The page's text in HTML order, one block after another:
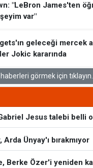
"LeBron James'ten
var"
geleceği mercek
Jokic kararında
görmek için tıklayın.
Jesus talebi belli
Arda Ünyay'ı bırakmıyor
Berke Özer'i yeniden